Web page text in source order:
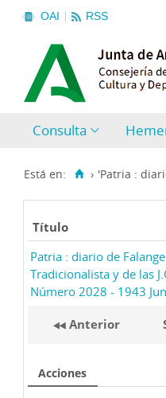
OAI RSS
Consulta
Está en: › 'Patria :
Título
Patria : diario de
Tradicionalista y de las
Número 2028 - 1943
Anterior
Acciones